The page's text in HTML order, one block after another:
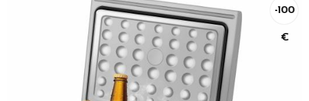
-100
€